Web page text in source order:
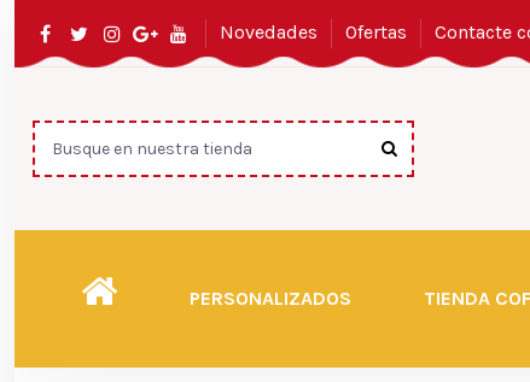
Novedades Ofertas Contacte
PERSONALIZADOS TIENDA